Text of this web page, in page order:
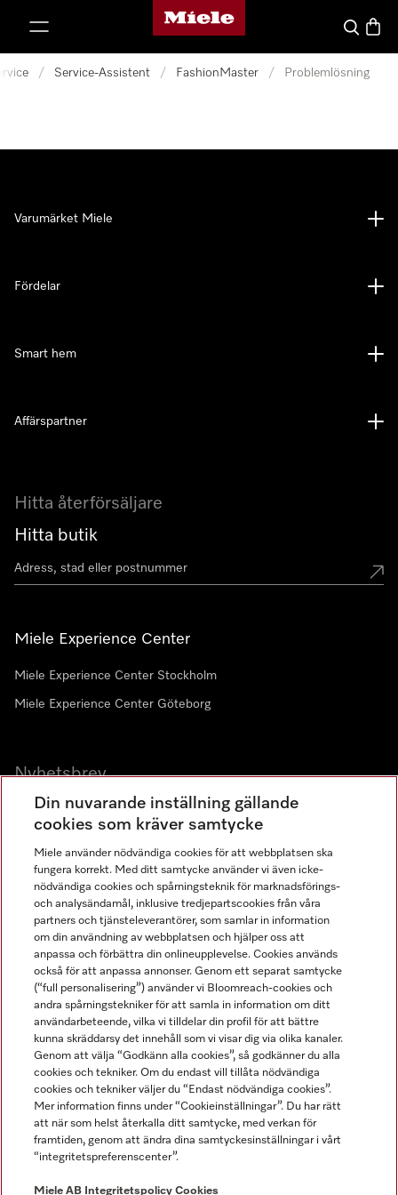
Mieles hemsida
Sök
/ Service-Assistent / FashionMaster / Problemlösning
Hitta återförsäljare
Hitta butik
Miele Experience Center
Miele Experience Center Stockholm
Miele Experience Center Göteborg
Nyhetsbrev
Gå med i vår gemenskap
Varumärket Miele
Fördelar
Smart hem
Affärspartner
Miele AB
Allmänna villkor
Användarvillkor
Miele tillgänglighetsförklaring
Lagen om digitala tjänster
Miele på LinkedIn
Miele på Facebook
Miele på Instagram
Miele på Youtube
Din nuvarande inställning gällande
cookies som kräver samtycke
Miele använder nödvändiga cookies för att webbplatsen ska
fungera korrekt. Med ditt samtycke använder vi även icke-
nödvändiga cookies och spårningsteknik för marknadsförings-
och analysändamål, inklusive tredjepartscookies från våra
partners och tjänsteleverantörer, som samlar in information
om din användning av webbplatsen och hjälper oss att
anpassa och förbättra din onlineupplevelse. Cookies används
också för att anpassa annonser. Genom ett separat samtycke
(“full personalisering”) använder vi Bloomreach-cookies och
andra spårningstekniker för att samla in information om ditt
användarbeteende, vilka vi tilldelar din profil för att bättre
kunna skräddarsy det innehåll som vi visar dig via olika kanaler.
Genom att välja “Godkänn alla cookies”, så godkänner du alla
cookies och tekniker. Om du endast vill tillåta nödvändiga
cookies och tekniker väljer du “Endast nödvändiga cookies”.
Mer information finns under “Cookieinställningar”. Du har rätt
att när som helst återkalla ditt samtycke, med verkan för
framtiden, genom att ändra dina samtyckesinställningar i vårt
“integritetspreferenscenter”.
Miele AB Integritetspolicy Cookies